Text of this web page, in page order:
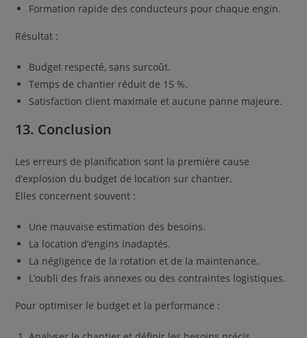
Formation rapide des conducteurs pour chaque engin.
Résultat :
Budget respecté, sans surcoût.
Temps de chantier réduit de 15 %.
Satisfaction client maximale et aucune panne majeure.
13. Conclusion
Les erreurs de planification sont la première cause
d’explosion du budget de location sur chantier.
Elles concernent souvent :
Une mauvaise estimation des besoins.
La location d’engins inadaptés.
La négligence de la rotation et de la maintenance.
L’oubli des frais annexes ou des contraintes logistiques.
Pour optimiser le budget et la performance :